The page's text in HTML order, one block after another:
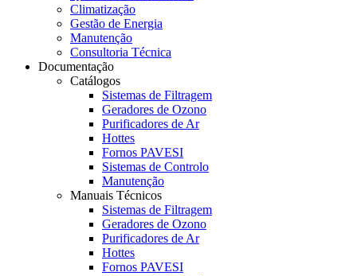
Climatização
Gestão de Energia
Manutenção
Consultoria Técnica
Documentação
Catálogos
Sistemas de Filtragem
Geradores de Ozono
Purificadores de Ar
Hottes
Fornos PAVESI
Sistemas de Controlo
Manutenção
Manuais Técnicos
Sistemas de Filtragem
Geradores de Ozono
Purificadores de Ar
Hottes
Fornos PAVESI